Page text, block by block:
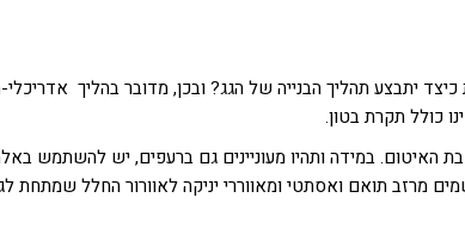
יתבצע תהליך הבנייה של הגג? ובכן, מדובר בהליך
כולל תקרת בטון.
האיטום. במידה ותהיו מעוניינים גם ברעפים, יש להשתמש
תואם ואסתטי ומאווררי יניקה לאוורור החלל שמתחת